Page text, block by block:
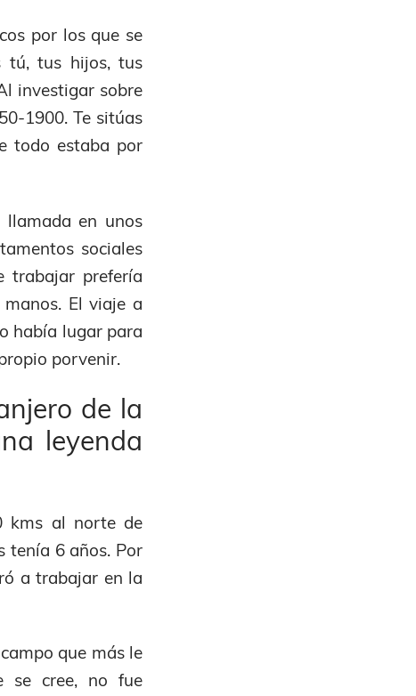
por los que se
tú, tus hijos, tus
investigar sobre
1900. Te sitúas
todo estaba por
llamada en unos
sociales
trabajar prefería
El viaje a
había lugar para
porvenir.
de la
leyenda
kms al norte de
tenía 6 años. Por
a trabajar en la
que más le
se cree, no fue